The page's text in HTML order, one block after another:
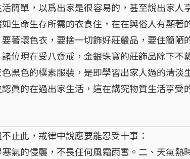
單，以爲出家是很容易的，甚至說出家人
生命生存所需的衣食住，在在與俗人有顯著
著壞色衣，要捨一切飾好莊嚴品，要住簡陋
位現在受八齋戒，金銀珠寶的莊飾品除下不
黑色的樸素服裝，是即學習出家人過的清淡
眞的在過出家生活，這在講究物質生活享受
此，戒律中說應要能忍受十事：
氣的侵襲，不畏任何風霜雨雪。二、天氣熱